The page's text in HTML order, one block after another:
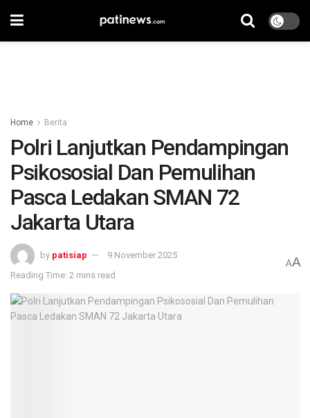
Home Berita
Polri Lanjutkan Pendampingan
Psikososial Dan Pemulihan
Pasca Ledakan SMAN 72
Jakarta Utara
by patisiap
9 November 2025
Reading Time: 2 mins read
AA